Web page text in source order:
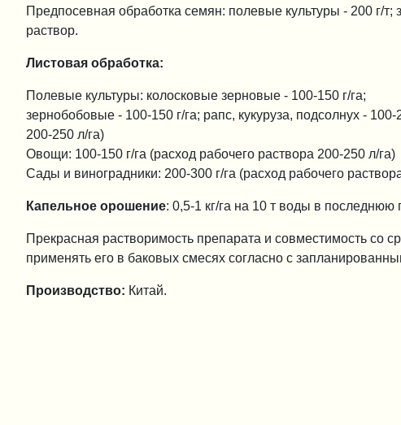
Предпосевная обработка семян: полевые культуры - 200 г/
раствор.
Листовая обработка:
Полевые культуры: колосковые зерновые - 100-150 г/га;
зернобобовые - 100-150 г/га; рапс, кукуруза, подсолнух -
200-250 л/га)
Овощи: 100-150 г/га (расход рабочего раствора 200-250 л/га)
Сады и виноградники: 200-300 г/га (расход рабочего
Капельное орошение: 0,5-1 кг/га на 10 т воды в последнюю
Прекрасная растворимость препарата и совместимость со
применять его в баковых смесях согласно с
Производство: Китай.